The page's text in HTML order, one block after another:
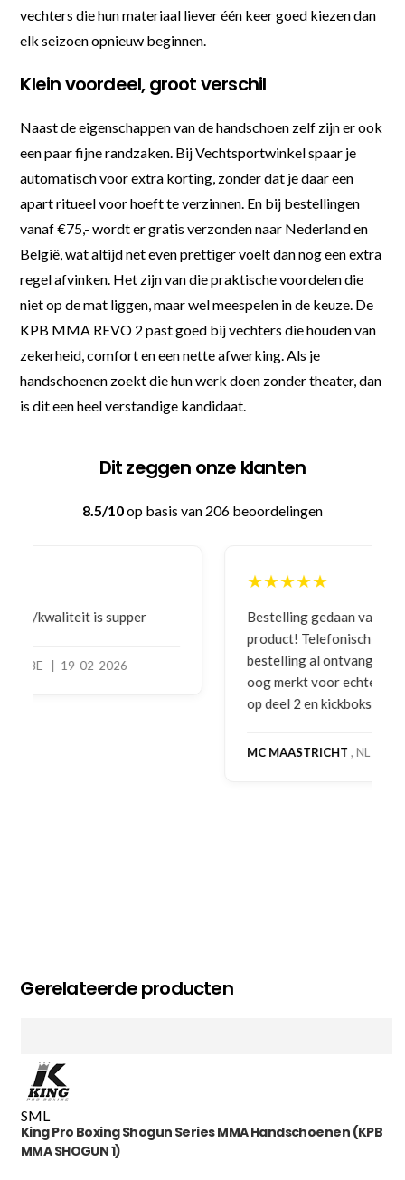
vechters die hun materiaal liever één keer goed kiezen dan
elk seizoen opnieuw beginnen.
Klein voordeel, groot verschil
Naast de eigenschappen van de handschoen zelf zijn er ook
een paar fijne randzaken. Bij Vechtsportwinkel spaar je
automatisch voor extra korting, zonder dat je daar een
apart ritueel voor hoeft te verzinnen. En bij bestellingen
vanaf €75,- wordt er gratis verzonden naar Nederland en
België, wat altijd net even prettiger voelt dan nog een extra
regel afvinken. Het zijn van die praktische voordelen die
niet op de mat liggen, maar wel meespelen in de keuze. De
KPB MMA REVO 2 past goed bij vechters die houden van
zekerheid, comfort en een nette afwerking. Als je
handschoenen zoekt die hun werk doen zonder theater, dan
is dit een heel verstandige kandidaat.
Dit zeggen onze klanten
8.5/10op basis van 206 beoordelingen
Bestelling gedaan vanwege goede prijzen en
product! Telefonisch contact gehad en 1e deel
bestelling al ontvangen met gifts, waardoor je
oog merkt voor echte service. Nu nog wachten
, NL | 11-02-2026
Gerelateerde producten
SML
King Pro Boxing Shogun Series MMA Handschoenen (KPB
MMA SHOGUN 1)